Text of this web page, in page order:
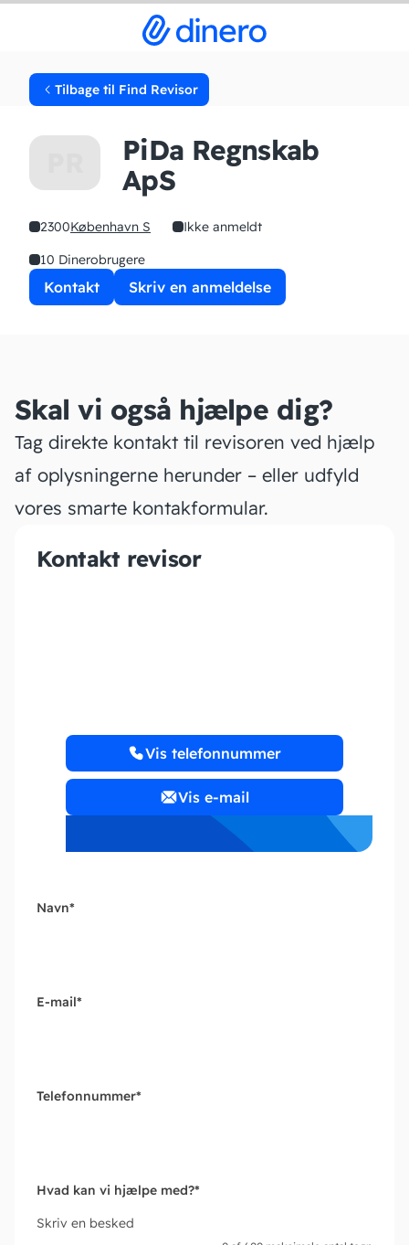
Tilbage til Find Revisor
PiDa Regnskab
ApS
2300København S
Ikke anmeldt
10 Dinerobrugere
Kontakt Skriv en anmeldelse
Skal vi også hjælpe dig?
Tag direkte kontakt til revisoren ved hjælp
af oplysningerne herunder – eller udfyld
vores smarte kontakformular.
Kontakt revisor
Vis telefonnummer
Vis e-mail
Navn*
E-mail*
Telefonnummer*
Hvad kan vi hjælpe med?*
Skriv en besked